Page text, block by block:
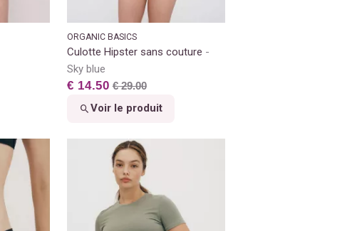
ORGANIC BASICS
Culotte Hipster sans couture
Sky blue
€ 14.50 € 29.00
Voir le produit